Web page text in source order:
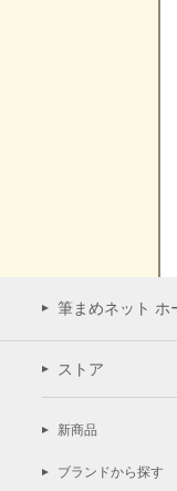
筆まめネット ホ
ストア
新商品
ブランドから探す